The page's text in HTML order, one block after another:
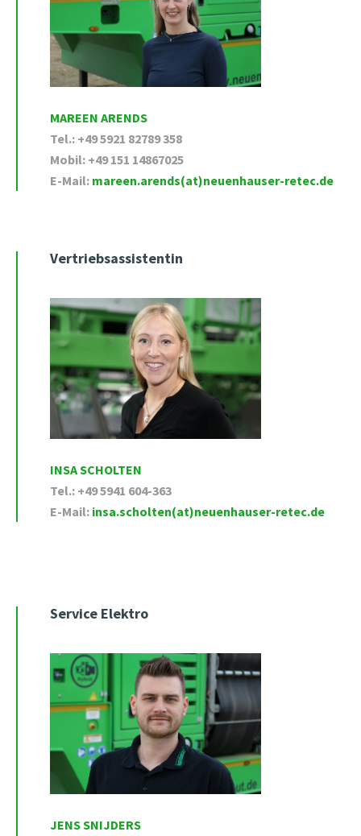
MAREEN ARENDS
Tel.: +49 5921 82789 358
Mobil: +49 151 14867025
E-Mail: mareen.arends(at)neuenhauser-retec.de
Vertriebsassistentin
INSA SCHOLTEN
Tel.: +49 5941 604-363
E-Mail: insa.scholten(at)neuenhauser-retec.de
Service Elektro
JENS SNIJDERS